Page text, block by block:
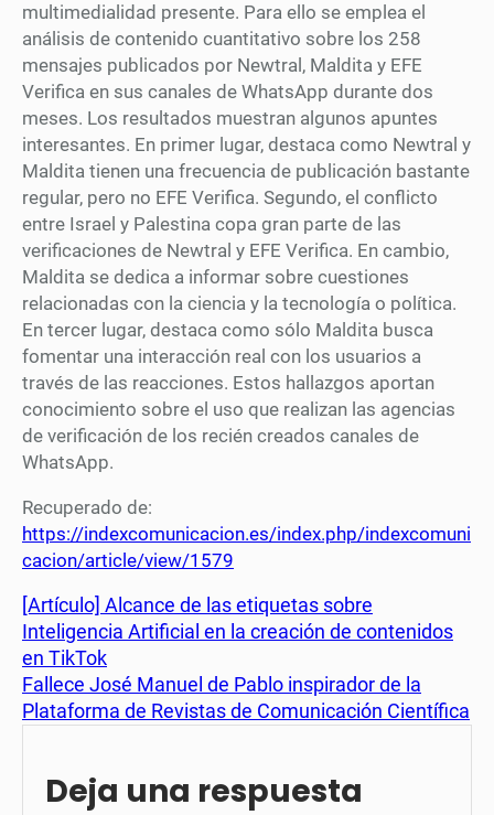
multimedialidad presente. Para ello se emplea el
análisis de contenido cuantitativo sobre los 258
mensajes publicados por Newtral, Maldita y EFE
Verifica en sus canales de WhatsApp durante dos
meses. Los resultados muestran algunos apuntes
interesantes. En primer lugar, destaca como Newtral y
Maldita tienen una frecuencia de publicación bastante
regular, pero no EFE Verifica. Segundo, el conflicto
entre Israel y Palestina copa gran parte de las
verificaciones de Newtral y EFE Verifica. En cambio,
Maldita se dedica a informar sobre cuestiones
relacionadas con la ciencia y la tecnología o política.
En tercer lugar, destaca como sólo Maldita busca
fomentar una interacción real con los usuarios a
través de las reacciones. Estos hallazgos aportan
conocimiento sobre el uso que realizan las agencias
de verificación de los recién creados canales de
WhatsApp.
Recuperado de:
https://indexcomunicacion.es/index.php/indexcomuni
cacion/article/view/1579
[Artículo] Alcance de las etiquetas sobre
Inteligencia Artificial en la creación de contenidos
en TikTok
Fallece José Manuel de Pablo inspirador de la
Plataforma de Revistas de Comunicación Científica
Deja una respuesta